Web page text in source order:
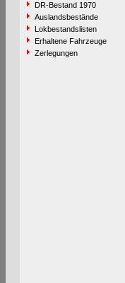
DR-Bestand 1970
Auslandsbestände
Lokbestandslisten
Erhaltene Fahrzeuge
Zerlegungen